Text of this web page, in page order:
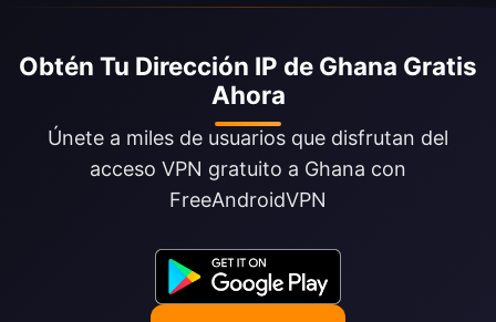
Obtén Tu Dirección IP de Ghana Gratis
Ahora
Únete a miles de usuarios que disfrutan del
acceso VPN gratuito a Ghana con
FreeAndroidVPN